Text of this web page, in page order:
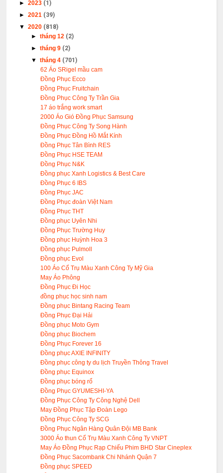
►2023 (1)
►2021 (39)
▼2020 (818)
►tháng 12 (2)
►tháng 9 (2)
▼tháng 4 (701)
62 Áo SRigel mầu cam
Đồng Phục Ecco
Đồng Phục Fruitchain
Đồng Phục Công Ty Trần Gia
17 áo trắng work smart
2000 Áo Gió Đồng Phục Samsung
Đồng Phục Công Ty Song Hành
Đồng Phục Đồng Hồ Mắt Kính
Đồng Phục Tân Bình RES
Đồng Phục HSE TEAM
Đồng Phục N&K
Đồng phục Xanh Logistics & Best Care
Đồng Phục 6 IBS
Đồng Phục JAC
Đồng Phục đoàn Việt Nam
Đồng Phục THT
Đồng phục Uyên Nhi
Đồng Phục Trường Huy
Đồng phục Huỳnh Hoa 3
Đồng phục Pulmoll
Đồng phục Evol
100 Áo Cổ Trụ Màu Xanh Công Ty Mỹ Gia
May Áo Phông
Đồng Phục Đi Học
đồng phục học sinh nam
Đồng phục Bintang Racing Team
Đồng Phục Đại Hải
Đồng phục Moto Gym
Đồng phục Biochem
Đồng Phục Forever 16
Đồng phục AXIE INFINITY
Đồng phục công ty du lịch Truyền Thông Travel
Đồng phục Equinox
Đồng phục bóng rổ
Đồng Phục GYUMESHI-YA
Đồng Phục Công Ty Công Nghệ Dell
May Đồng Phục Tập Đoàn Lego
Đồng Phục Công Ty SCG
Đồng Phục Ngân Hàng Quân Đội MB Bank
3000 Áo thun Cổ Trụ Màu Xanh Công Ty VNPT
May Áo Đồng Phục Rạp Chiếu Phim BHD Star Cineplex
Đồng Phục Sacombank Chi Nhánh Quận 7
Đồng phục SPEED